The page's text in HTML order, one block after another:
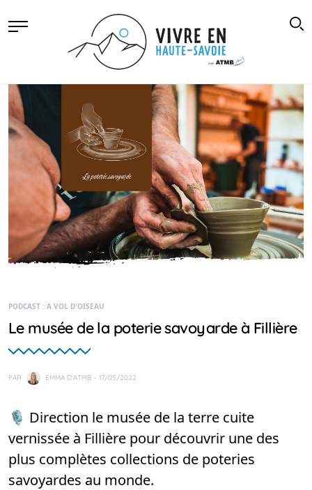
PODCAST : A VOL D'OISEAU
Le musée de la poterie savoyarde à Fillière
PAR EMMA D'ATMB - 17/05/2022
🎙️ Direction le musée de la terre cuite
vernissée à Fillière pour découvrir une des
plus complètes collections de poteries
savoyardes au monde.